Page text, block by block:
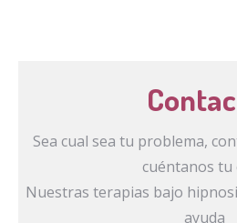
Sea cual sea tu problema,
cuéntanos tu
Nuestras terapias bajo
ayuda